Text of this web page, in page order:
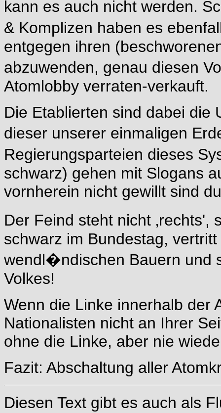
kann es auch nicht werden.
& Komplizen haben es
entgegen ihren
abzuwenden, genau diesen
Atomlobby verraten-verkauft.
Die Etablierten sind dabei die
dieser unserer einmaligen
Regierungsparteien dieses
schwarz) gehen mit Slogans
vornherein nicht gewillt sind
Der Feind steht nicht
schwarz im Bundestag,
wendl�ndischen Bauern und
Volkes!
Wenn die Linke innerhalb der
Nationalisten nicht an Ihrer
ohne die Linke, aber nie
Fazit: Abschaltung aller
Diesen Text gibt es auch als